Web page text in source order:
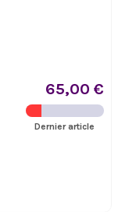
65,00 €
Dernier article